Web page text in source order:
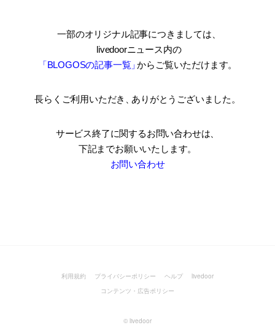
一部のオリジナル記事につきましては
livedoorニュース内の
「BLOGOSの記事一覧」からご覧いただけます。
長らくご利用いただき ありがとうございました。
サービス終了に関するお問い合わせは、
下記までお願いいたします。
お問い合わせ
利用規約 プライバシーポリシー ヘルプ
livedoor
コンテンツ・広告ポリシー
© livedoor